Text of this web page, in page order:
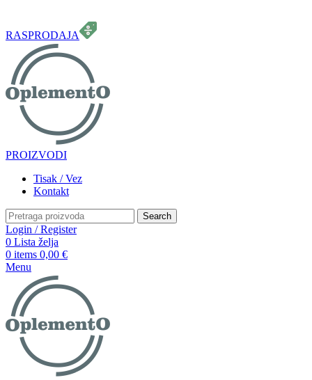
RASPRODAJA
PROIZVODI
Tisak / Vez
Kontakt
Search
Login / Register
0 Lista želja
0 items 0,00 €
Menu